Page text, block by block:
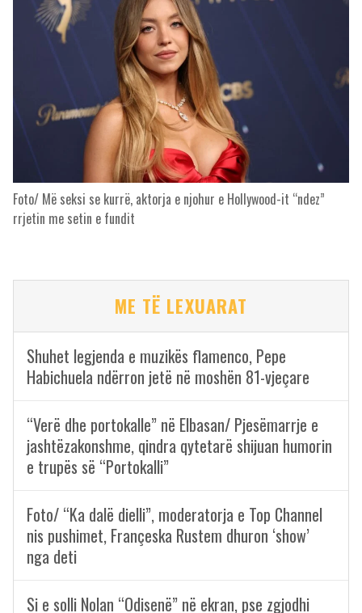
Foto/ Më seksi se kurrë, aktorja e njohur e Hollywood-it “ndez”
rrjetin me setin e fundit
ME TË LEXUARAT
Shuhet legjenda e muzikës flamenco, Pepe
Habichuela ndërron jetë në moshën 81-vjeçare
“Verë dhe portokalle” në Elbasan/ Pjesëmarrje e
jashtëzakonshme, qindra qytetarë shijuan humorin
e trupës së “Portokalli”
Foto/ “Ka dalë dielli”, moderatorja e Top Channel
nis pushimet, Françeska Rustem dhuron ‘show’
nga deti
Si e solli Nolan “Odisenë” në ekran, pse zgjodhi